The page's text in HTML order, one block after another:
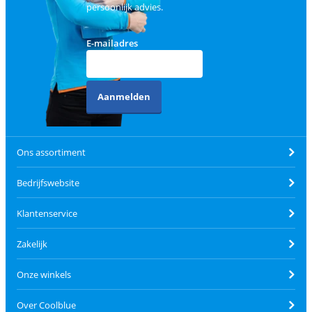
persoonlijk advies.
E-mailadres
Aanmelden
Ons assortiment
Bedrijfswebsite
Klantenservice
Zakelijk
Onze winkels
Over Coolblue